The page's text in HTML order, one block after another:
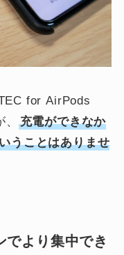
for AirPods
充電ができなか
うことはありませ
でより集中でき